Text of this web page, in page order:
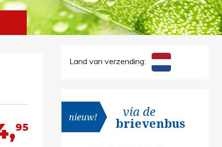
95
Land van verzending:
nieuw! via de
brievenbus